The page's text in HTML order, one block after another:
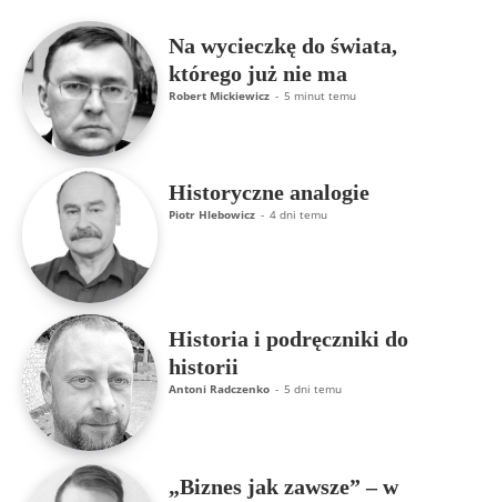
Na wycieczkę do świata,
którego już nie ma
Robert Mickiewicz - 5 minut temu
Historyczne analogie
Piotr Hlebowicz - 4 dni temu
Historia i podręczniki do
historii
Antoni Radczenko - 5 dni temu
„Biznes jak zawsze” – w